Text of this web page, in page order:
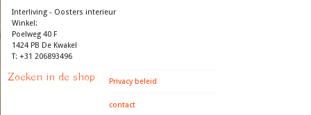
Interliving - Oosters interieur
Winkel:
Poelweg 40 F
1424 PB De Kwakel
T: +31 206893496
Zoeken in de shop Privacy beleid
contact